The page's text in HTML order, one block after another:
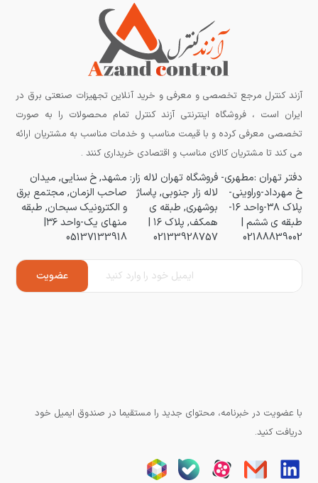
آزند کنترل مرجع تخصصی و معرفی و خرید آنلاین تجهیزات صنعتی برق در
ایران است ، فروشگاه اینترنتی آزند کنترل تمام محصولات را به صورت
تخصصی معرفی کرده و با قیمت مناسب و خدمات مناسب به مشتریان ارائه
می کند تا مشتریان کالای مناسب و اقتصادی خریداری کنند .
دفتر تهران :مطهری-
خ مهرداد-وراوینی-
پلاک ۳۸-واحد ۱۶-
طبقه ی ششم |
02188839002
فروشگاه تهران لاله زار:
لاله زار جنوبی, پاساژ
بوشهری, طبقه ی
همکف, پلاک ۱۶ |
02133928757
مشهد, خ سنایی, میدان
صاحب الزمان, مجتمع برق
و الکترونیک سبحان, طبقه
منهای یک-واحد ۳۶|
05137133918
با عضویت در خبرنامه، محتوای جدید را مستقیما در صندوق ایمیل خود
دریافت کنید.